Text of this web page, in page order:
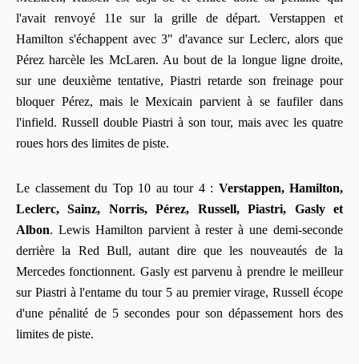
l'avait renvoyé 11e sur la grille de départ. Verstappen et
Hamilton s'échappent avec 3" d'avance sur Leclerc, alors que
Pérez harcèle les McLaren. Au bout de la longue ligne droite,
sur une deuxième tentative, Piastri retarde son freinage pour
bloquer Pérez, mais le Mexicain parvient à se faufiler dans
l'infield. Russell double Piastri à son tour, mais avec les quatre
roues hors des limites de piste.
Le classement du Top 10 au tour 4 : Verstappen, Hamilton,
Leclerc, Sainz, Norris, Pérez, Russell, Piastri, Gasly et
Albon. Lewis Hamilton parvient à rester à une demi-seconde
derrière la Red Bull, autant dire que les nouveautés de la
Mercedes fonctionnent. Gasly est parvenu à prendre le meilleur
sur Piastri à l'entame du tour 5 au premier virage, Russell écope
d'une pénalité de 5 secondes pour son dépassement hors des
limites de piste.